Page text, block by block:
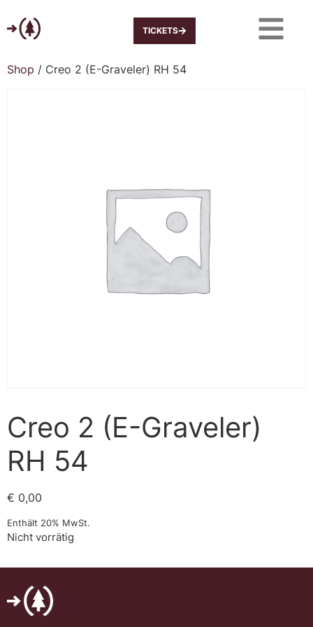
TICKETS
Shop / Creo 2 (E-Graveler) RH 54
Creo 2 (E-Graveler)
RH 54
€ 0,00
Enthält 20% MwSt.
Nicht vorrätig